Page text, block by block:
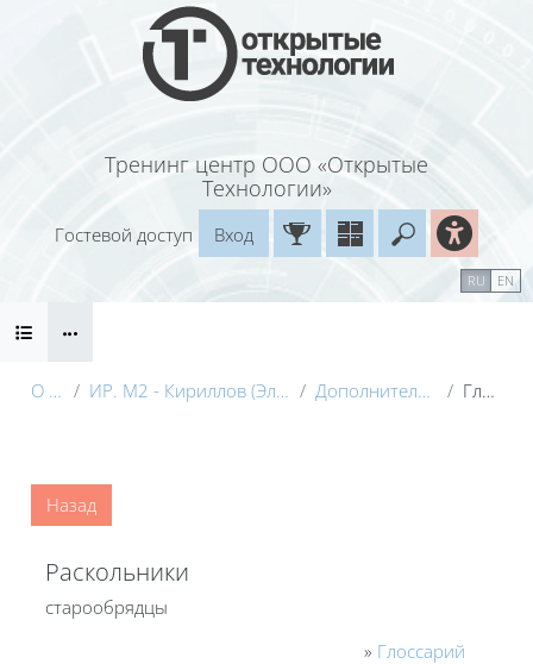
Перейти к основному содержанию
Тренинг центр ООО «Открытые
Технологии»
Введите
Гостевой доступ
Вход
RU EN
Блоки
О курсе ИР. М2 - Кириллов (Электронный курс) с видео Дополнительные материалы Глоссарий
Назад
Раскольники
старообрядцы
» Глоссарий